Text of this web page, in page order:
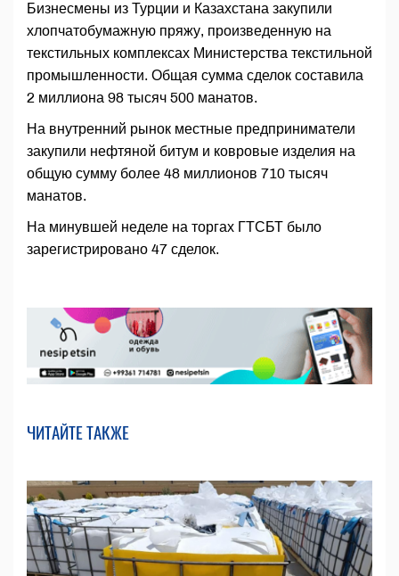
Бизнесмены из Турции и Казахстана закупили
хлопчатобумажную пряжу, произведенную на
текстильных комплексах Министерства текстильной
промышленности. Общая сумма сделок составила
2 миллиона 98 тысяч 500 манатов.
На внутренний рынок местные предприниматели
закупили нефтяной битум и ковровые изделия на
общую сумму более 48 миллионов 710 тысяч
манатов.
На минувшей неделе на торгах ГТСБТ было
зарегистрировано 47 сделок.
ЧИТАЙТЕ ТАКЖЕ